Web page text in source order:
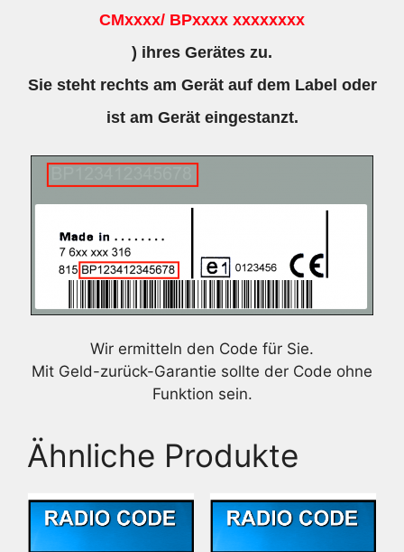
CMxxxx/ BPxxxx xxxxxxxx
) ihres Gerätes zu.
Sie steht rechts am Gerät auf dem Label oder
ist am Gerät eingestanzt.
Wir ermitteln den Code für Sie.
Mit Geld-zurück-Garantie sollte der Code ohne
Funktion sein.
Ähnliche Produkte